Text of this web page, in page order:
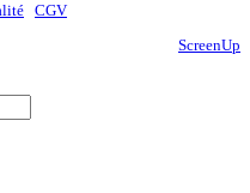
CGV
ScreenUp